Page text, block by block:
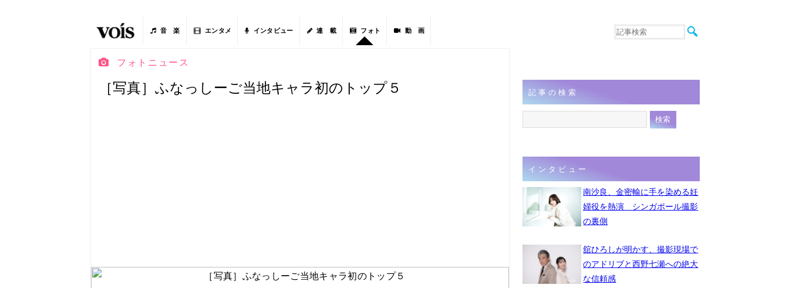
音 楽 エンタメ インタビュー 連 載 フォト 動 画
音楽
連載
フォト
フォトニュース
［写真］ふなっしーご当地キャラ初のトップ５ 記事の検索
インタビュー
南沙良、金密輸に手を染める妊
婦役を熱演 シンガポール撮影
の裏側
舘ひろしが明かす、撮影現場で
のアドリブと西野七瀬への絶大
な信頼感